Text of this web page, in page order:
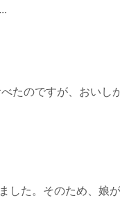
たのですが、おいし
した。そのため、娘が